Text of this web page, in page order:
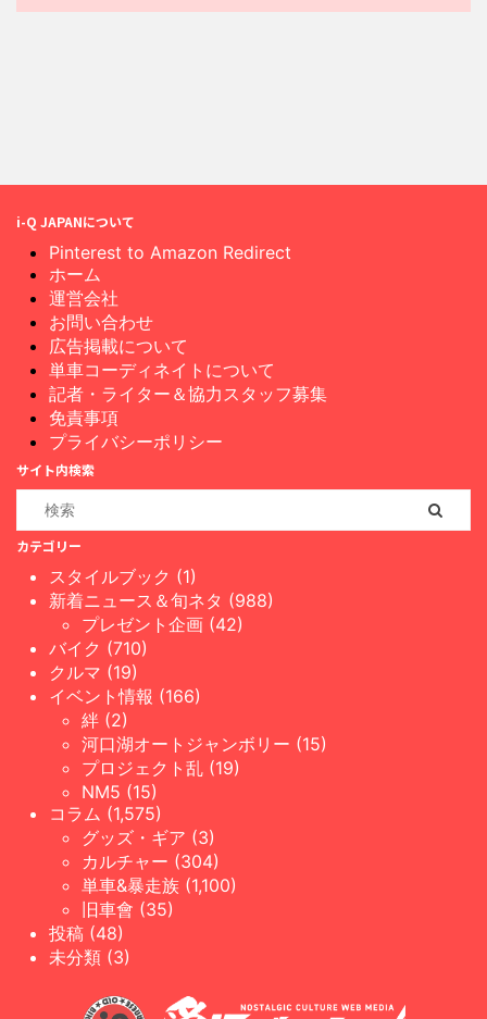
i-Q JAPANについて
Pinterest to Amazon Redirect
ホーム
運営会社
お問い合わせ
広告掲載について
単車コーディネイトについて
記者・ライター＆協力スタッフ募集
免責事項
プライバシーポリシー
サイト内検索
カテゴリー
スタイルブック (1)
新着ニュース＆旬ネタ (988)
プレゼント企画 (42)
バイク (710)
クルマ (19)
イベント情報 (166)
絆 (2)
河口湖オートジャンボリー (15)
プロジェクト乱 (19)
NM5 (15)
コラム (1,575)
グッズ・ギア (3)
カルチャー (304)
単車&暴走族 (1,100)
旧車會 (35)
投稿 (48)
未分類 (3)